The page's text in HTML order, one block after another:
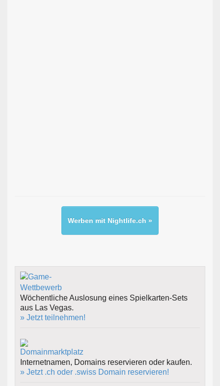
Werben mit Nightlife.ch »
Wöchentliche Auslosung eines Spielkarten-Sets
aus Las Vegas.
» Jetzt teilnehmen!
Internetnamen, Domains reservieren oder kaufen.
» Jetzt .ch oder .swiss Domain reservieren!